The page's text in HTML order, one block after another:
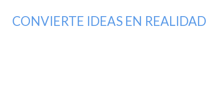
CONVIERTE IDEAS EN REALIDAD